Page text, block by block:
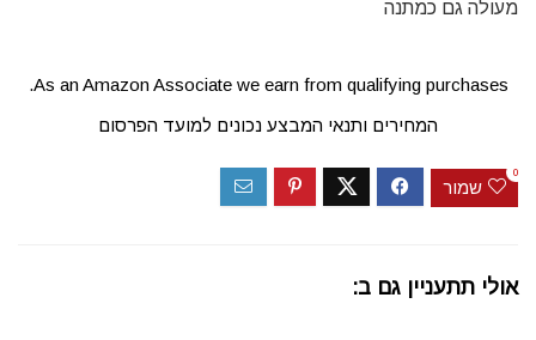
מעולה גם כמתנה
As an Amazon Associate we earn from qualifying purchases.
המחירים ותנאי המבצע נכונים למועד הפרסום
שמור
0
אולי תתעניין גם ב: